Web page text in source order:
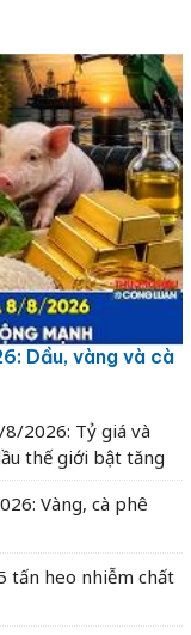
Dầu, vàng và cà
2026: Tỷ giá và
thế giới bật tăng
Vàng, cà phê
tấn heo nhiễm chất